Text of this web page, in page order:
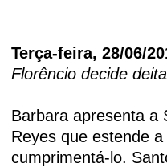
Terça-feira, 28/06/
Florêncio decide
Barbara apresenta a
Reyes que estende
cumprimentá-lo.